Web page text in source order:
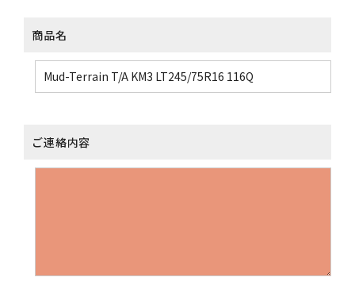
商品名
ご連絡内容